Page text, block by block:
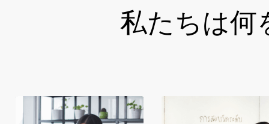
私たちは何